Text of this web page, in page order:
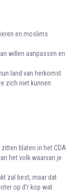
en moslims
willen aanpassen en
land van herkomst
zich niet kunnen
blaten in het CDA
het volk waarvan je
zal best, maar dat
op d'r kop wat